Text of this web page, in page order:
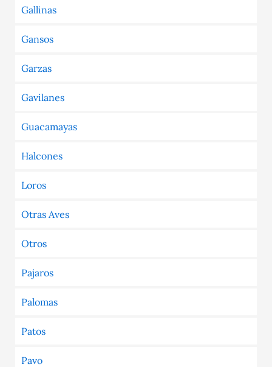
Gallinas
Gansos
Garzas
Gavilanes
Guacamayas
Halcones
Loros
Otras Aves
Otros
Pajaros
Palomas
Patos
Pavo